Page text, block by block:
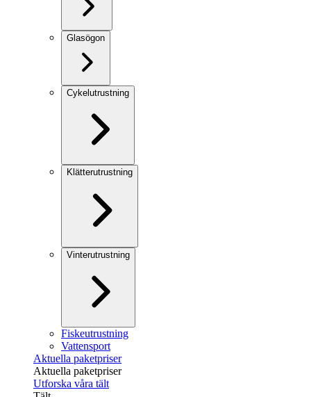
Glasögon
Cykelutrustning
Klätterutrustning
Vinterutrustning
Fiskeutrustning
Vattensport
Aktuella paketpriser
Aktuella paketpriser
Utforska våra tält